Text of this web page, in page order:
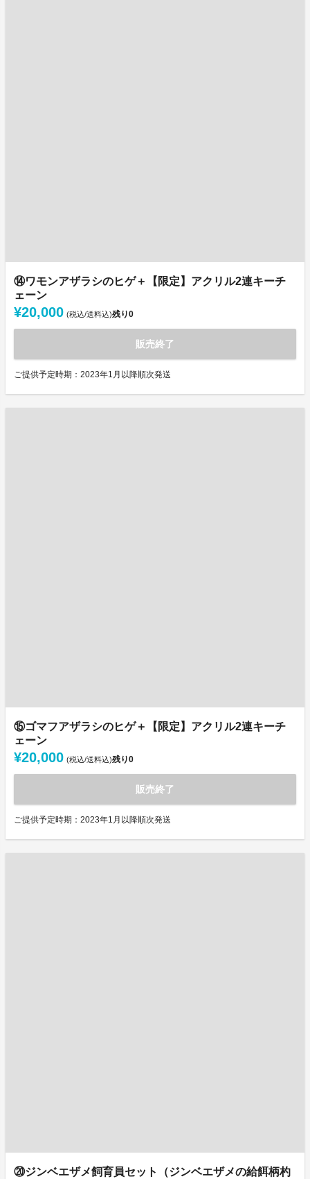
⑭ワモンアザラシのヒゲ＋【限定】アクリル2連キーチ
ェーン
¥20,000 (税込/送料込)残り0
販売終了
ご提供予定時期：2023年1月以降順次発送
⑮ゴマフアザラシのヒゲ＋【限定】アクリル2連キーチ
ェーン
¥20,000 (税込/送料込)残り0
販売終了
ご提供予定時期：2023年1月以降順次発送
⑳ジンベエザメ飼育員セット（ジンベエザメの給餌柄杓